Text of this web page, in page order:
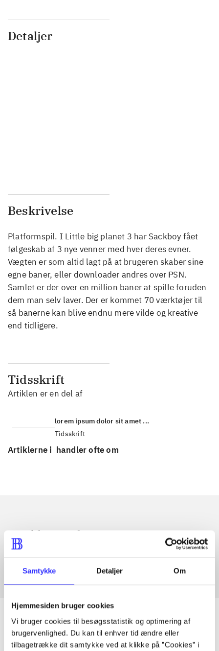
Samtykke Detaljer Om
Hjemmesiden bruger cookies
Vi bruger cookies til besøgsstatistik og optimering af
brugervenlighed. Du kan til enhver tid ændre eller
tilbagetrække dit samtykke ved at klikke på ”Cookies” i
Detaljer
Beskrivelse
Platformspil. I Little big planet 3 har Sackboy fået
følgeskab af 3 nye venner med hver deres evner.
Vægten er som altid lagt på at brugeren skaber sine
egne baner, eller downloader andres over PSN.
Samlet er der over en million baner at spille foruden
dem man selv laver. Der er kommet 70 værktøjer til
så banerne kan blive endnu mere vilde og kreative
end tidligere.
Tidsskrift
Artiklen er en del af
lorem ipsum dolor sit amet ...
Tidsskrift
Artiklerne i handler ofte om
Artikler med samme emner
Fra
Artikler